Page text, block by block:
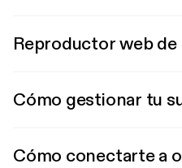
Reproductor web de
Cómo gestionar tu
Cómo conectarte a